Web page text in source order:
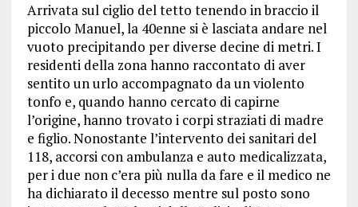
Arrivata sul ciglio del tetto tenendo in braccio il
piccolo Manuel, la 40enne si è lasciata andare nel
vuoto precipitando per diverse decine di metri. I
residenti della zona hanno raccontato di aver
sentito un urlo accompagnato da un violento
tonfo e, quando hanno cercato di capirne
l’origine, hanno trovato i corpi straziati di madre
e figlio. Nonostante l’intervento dei sanitari del
118, accorsi con ambulanza e auto medicalizzata,
per i due non c’era più nulla da fare e il medico ne
ha dichiarato il decesso mentre sul posto sono